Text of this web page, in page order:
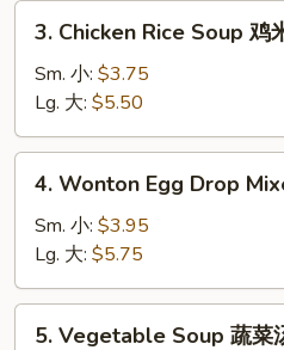
面
Chicken
Rice
Soup
鸡
米
3. Chicken Rice Soup 鸡
Sm. 小: $3.75
Lg. 大: $5.50
Wonton
Egg
Drop
Mixed
Soup
4. Wonton Egg Drop
Sm. 小: $3.95
Lg. 大: $5.75
5. Vegetable Soup 蔬菜